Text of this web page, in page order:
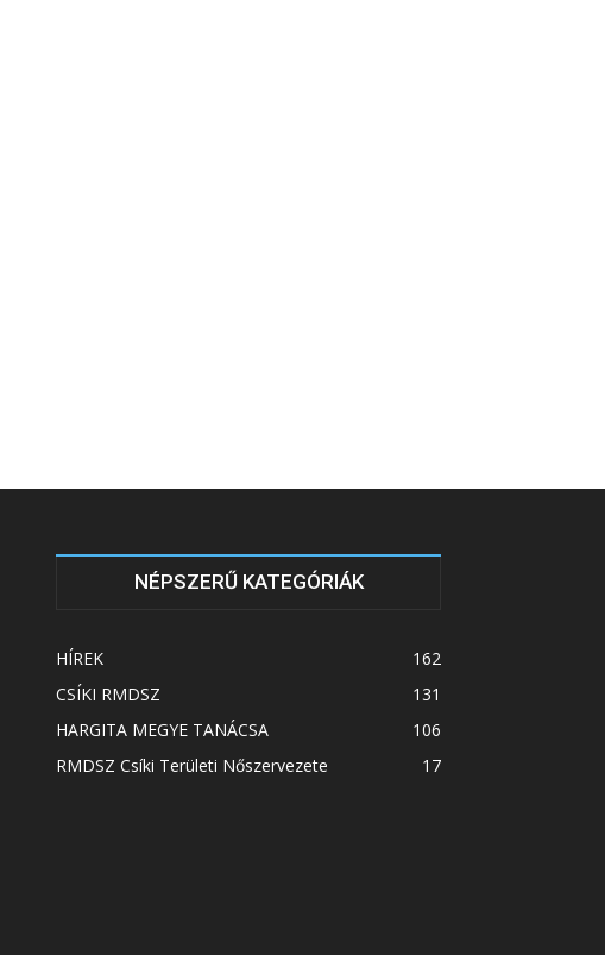
NÉPSZERŰ KATEGÓRIÁK
HÍREK
162
CSÍKI RMDSZ
131
HARGITA MEGYE TANÁCSA
106
RMDSZ Csíki Területi Nőszervezete
17